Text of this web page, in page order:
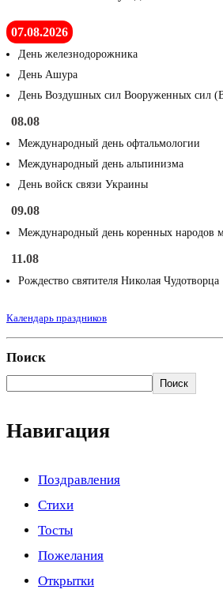
07.08.2026
День железнодорожника
День Ашура
День Воздушных сил Вооруженных сил
08.08
Международный день офтальмологии
Международный день альпинизма
День войск связи Украины
09.08
Международный день коренных народов
11.08
Рождество святителя Николая Чудотворца
Календарь праздников
Поиск
Поиск
Навигация
Поздравления
Стихи
Тосты
Пожелания
Открытки